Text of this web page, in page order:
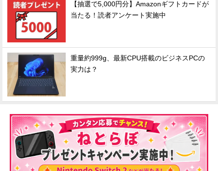
【抽選で5,000円分】Amazonギフトカードが
当たる！読者アンケート実施中
重量約999g、最新CPU搭載のビジネスPCの
実力は？